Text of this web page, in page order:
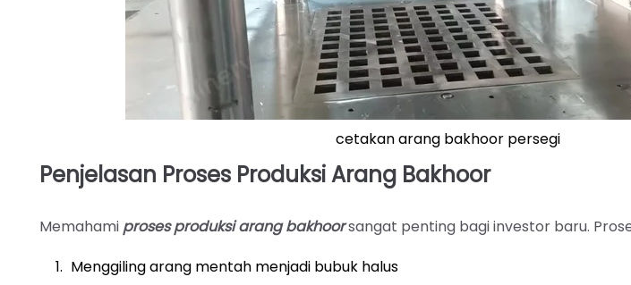
cetakan arang bakhoor persegi
Penjelasan Proses Produksi Arang Bakhoor
Memahami proses produksi arang bakhoorsangat penting bagi investor baru.
Menggiling arang mentah menjadi bubuk halus